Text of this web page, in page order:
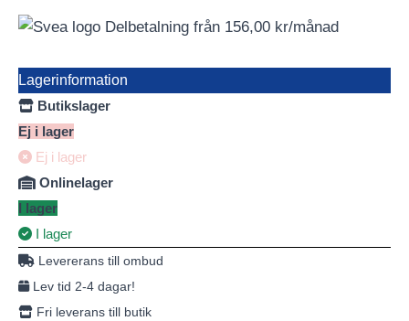
Delbetalning från 156,00 kr/månad
Lagerinformation
Butikslager
Ej i lager
Ej i lager
Onlinelager
I lager
I lager
Levererans till ombud
Lev tid 2-4 dagar!
Fri leverans till butik